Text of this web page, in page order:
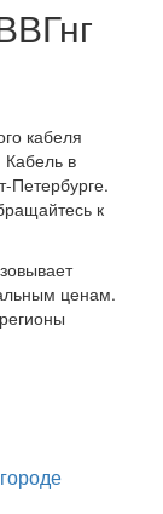
кабеля
Кабель в
Петербурге.
к
ценам.